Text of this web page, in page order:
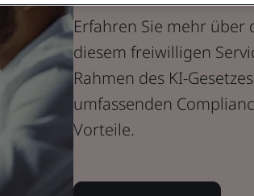
Erfahren Sie mehr über
diesem freiwilligen
Rahmen des KI-
umfassenden
Vorteile.